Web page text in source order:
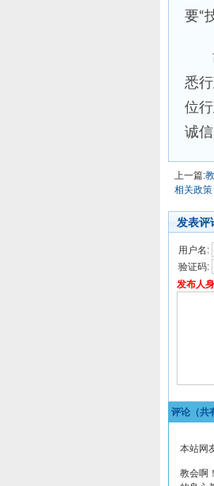
要“
悉
位
诚
上一篇:
相关政策
发表评
用户名:
验证码:
发布人
评论（共
本站网
教会啊